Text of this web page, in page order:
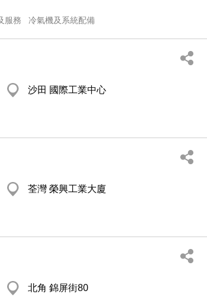
服務 冷氣機及系統配備
沙田 國際工業中心
荃灣 榮興工業大廈
北角 錦屏街80